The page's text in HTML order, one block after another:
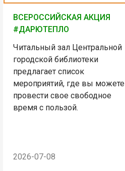
ВСЕРОССИЙСКАЯ АКЦИЯ
#ДАРЮТЕПЛО
Читальный зал Центральной
городской библиотеки
предлагает список
мероприятий, где вы можете
провести свое свободное
время с пользой.
2026-07-08